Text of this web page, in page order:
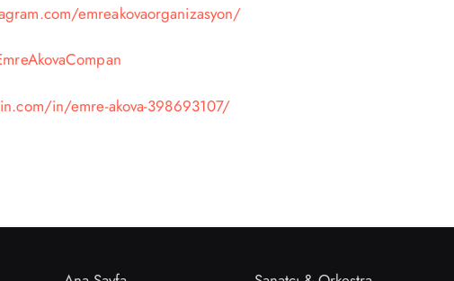
emreakovaorganizasyon/
in/emre-akova-398693107/